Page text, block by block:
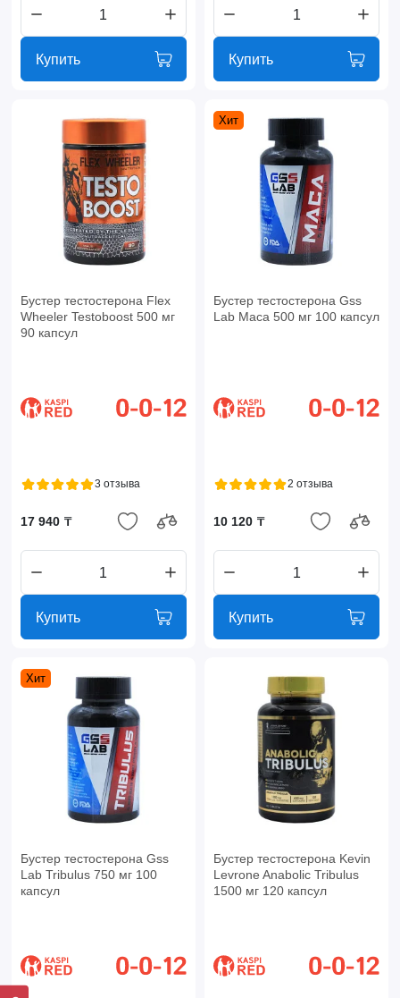
Купить Купить
Бустер тестостерона Flex
Wheeler Testoboost 500 мг
90 капсул
3 отзыва
17 940 ₸
Купить
Хит
Бустер тестостерона Gss
Lab Maca 500 мг 100 капсул
2 отзыва
10 120 ₸
Купить
Хит
Бустер тестостерона Gss
Lab Tribulus 750 мг 100
капсул
Бустер тестостерона Kevin
Levrone Anabolic Tribulus
1500 мг 120 капсул